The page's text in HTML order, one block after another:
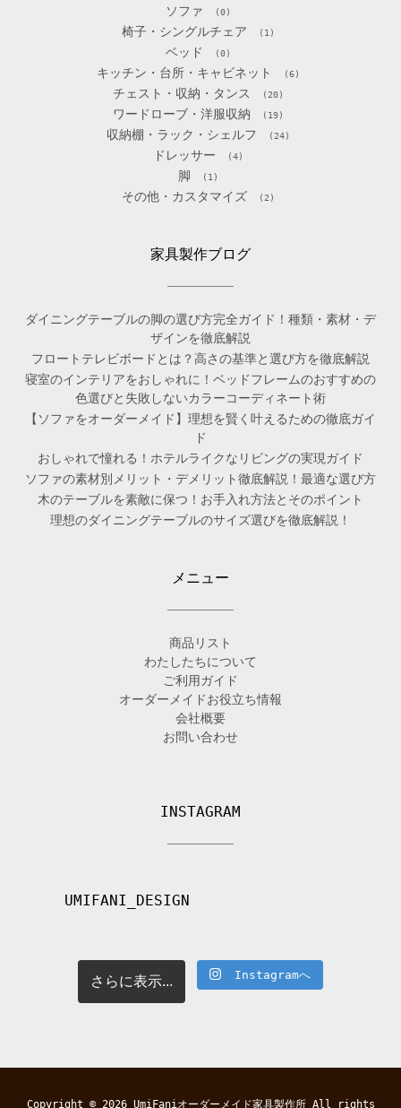
ソファ (0)
椅子・シングルチェア (1)
ベッド (0)
キッチン・台所・キャビネット (6)
チェスト・収納・タンス (20)
ワードローブ・洋服収納 (19)
収納棚・ラック・シェルフ (24)
ドレッサー (4)
脚 (1)
その他・カスタマイズ (2)
家具製作ブログ
ダイニングテーブルの脚の選び方完全ガイド！種類・素材・デ
ザインを徹底解説
フロートテレビボードとは？高さの基準と選び方を徹底解説
寝室のインテリアをおしゃれに！ベッドフレームのおすすめの
色選びと失敗しないカラーコーディネート術
【ソファをオーダーメイド】理想を賢く叶えるための徹底ガイ
ド
おしゃれで憧れる！ホテルライクなリビングの実現ガイド
ソファの素材別メリット・デメリット徹底解説！最適な選び方
木のテーブルを素敵に保つ！お手入れ方法とそのポイント
理想のダイニングテーブルのサイズ選びを徹底解説！
メニュー
商品リスト
わたしたちについて
ご利用ガイド
オーダーメイドお役立ち情報
会社概要
お問い合わせ
INSTAGRAM
UMIFANI_DESIGN
さらに表示... Instagramへ
Copyright © 2026 UmiFaniオーダーメイド家具製作所All rights